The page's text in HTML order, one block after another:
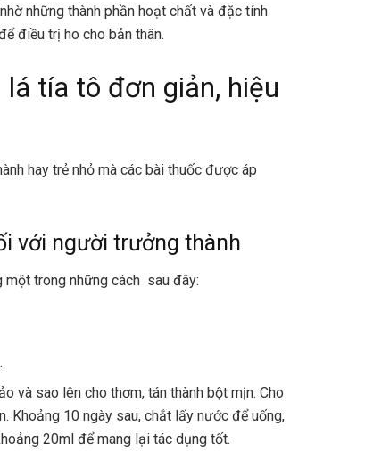
những thành phần hoạt chất và đặc tính
điều trị ho cho bản thân.
tía tô đơn giản, hiệu
hay trẻ nhỏ mà các bài thuốc được áp
với người trưởng thành
một trong những cách sau đây:
và sao lên cho thơm, tán thành bột mịn. Cho
Khoảng 10 ngày sau, chắt lấy nước để uống,
20ml để mang lại tác dụng tốt.